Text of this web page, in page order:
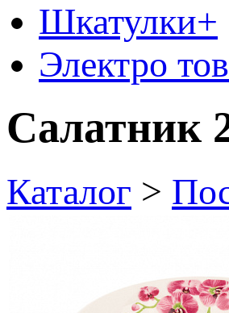
Шкатулки+
Электро
Салатник
Каталог >